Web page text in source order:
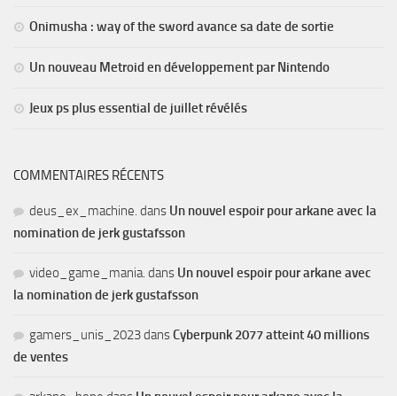
Onimusha : way of the sword avance sa date de sortie
Un nouveau Metroid en développement par Nintendo
Jeux ps plus essential de juillet révélés
COMMENTAIRES RÉCENTS
deus_ex_machine. dans Un nouvel espoir pour arkane avec la
nomination de jerk gustafsson
video_game_mania. dans Un nouvel espoir pour arkane avec
la nomination de jerk gustafsson
gamers_unis_2023dansCyberpunk 2077 atteint 40 millions
de ventes